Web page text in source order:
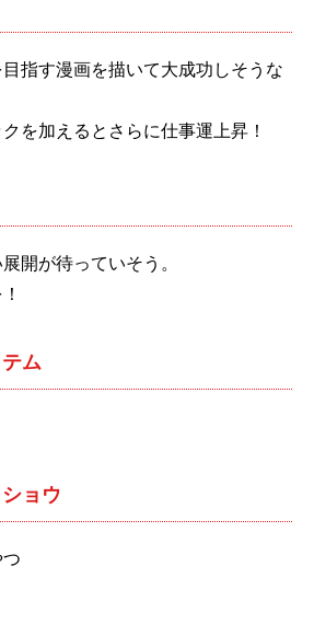
指す漫画を描いて大成功しそうな
を加えるとさらに仕事運上昇！
開が待っていそう。
ム
ョウ